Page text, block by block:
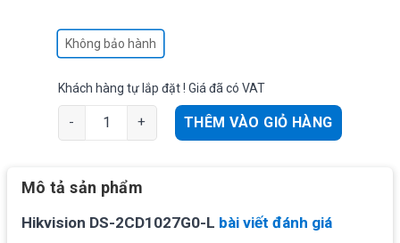
Không bảo hành
Khách hàng tự lắp đặt ! Giá đã có VAT
Camera thân IP Hikvision DS-2CD1027G0-L (2MP) Ghi
THÊM VÀO GIỎ HÀNG
Mô tả sản phẩm
Hikvision DS-2CD1027G0-L bài viết đánh giá